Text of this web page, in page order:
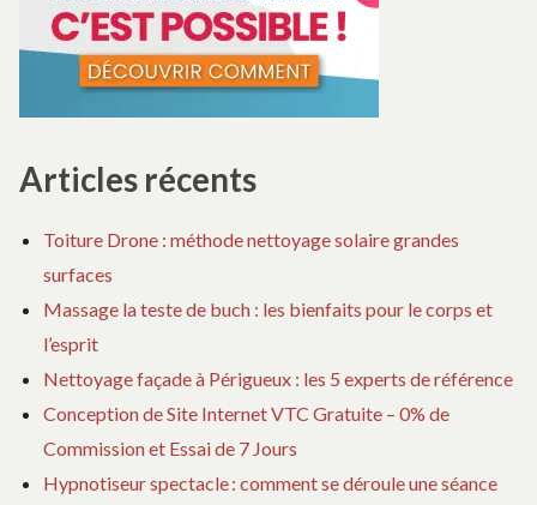
Articles récents
Toiture Drone : méthode nettoyage solaire grandes
surfaces
Massage la teste de buch : les bienfaits pour le corps et
l’esprit
Nettoyage façade à Périgueux : les 5 experts de référence
Conception de Site Internet VTC Gratuite – 0% de
Commission et Essai de 7 Jours
Hypnotiseur spectacle : comment se déroule une séance